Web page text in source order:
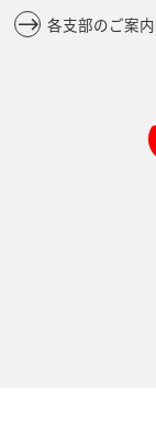
各支部のご案内